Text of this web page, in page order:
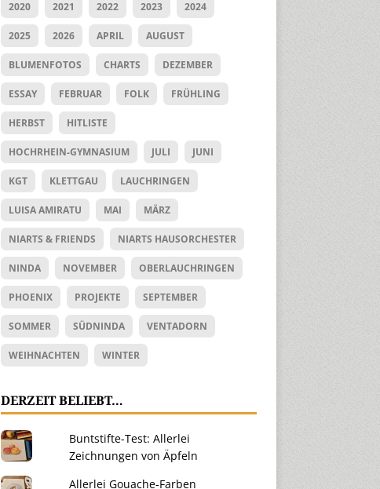
2020 2021 2022 2023 2024
2025 2026 APRIL AUGUST
BLUMENFOTOS CHARTS DEZEMBER
ESSAY FEBRUAR FOLK FRÜHLING
HERBST HITLISTE
HOCHRHEIN-GYMNASIUM JULI JUNI
KGT KLETTGAU LAUCHRINGEN
LUISA AMIRATU MAI MÄRZ
NIARTS & FRIENDS NIARTS HAUSORCHESTER
NINDA NOVEMBER OBERLAUCHRINGEN
PHOENIX PROJEKTE SEPTEMBER
SOMMER SÜDNINDA VENTADORN
WEIHNACHTEN WINTER
DERZEIT BELIEBT…
Buntstifte-Test: Allerlei
Zeichnungen von Äpfeln
Allerlei Gouache-Farben